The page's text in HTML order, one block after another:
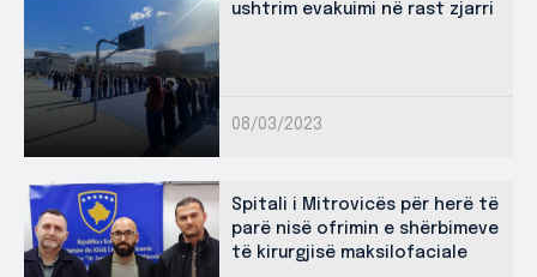
ushtrim evakuimi në rast zjarri
08/03/2023
Spitali i Mitrovicës për herë të
parë nisë ofrimin e shërbimeve
të kirurgjisë maksilofaciale